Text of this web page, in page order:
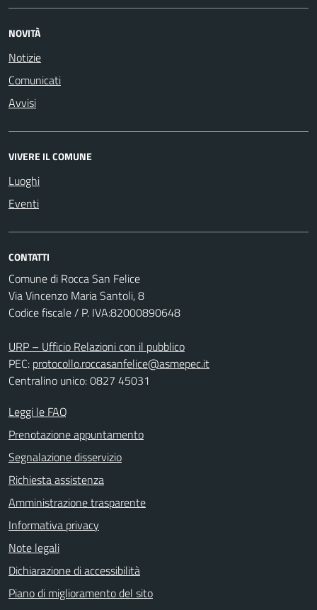
NOVITÀ
Notizie
Comunicati
Avvisi
VIVERE IL COMUNE
Luoghi
Eventi
CONTATTI
Comune di Rocca San Felice
Via Vincenzo Maria Santoli, 8
Codice fiscale / P. IVA:82000890648
URP – Ufficio Relazioni con il pubblico
PEC: protocollo.roccasanfelice@asmepec.it
Centralino unico: 0827 45031
Leggi le FAQ
Prenotazione appuntamento
Segnalazione disservizio
Richiesta assistenza
Amministrazione trasparente
Informativa privacy
Note legali
Dichiarazione di accessibilità
Piano di miglioramento del sito